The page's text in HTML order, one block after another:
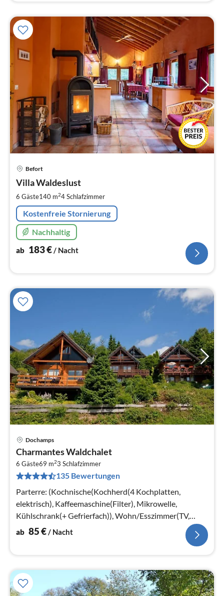
Befort
Villa Waldeslust
6 Gäste140 m24Schlafzimmer
Kostenfreie Stornierung
Nachhaltig
ab 183€/ Nacht
Dochamps
Charmantes Waldchalet
6 Gäste69 m23 Schlafzimmer
135 Bewertungen
Parterre: (Kochnische(Kochherd(4 Kochplatten,
elektrisch), Kaffeemaschine(Filter), Mikrowelle,
Kühlschrank(+ Gefrierfach)), Wohn/Esszimmer(TV,
Esstisch, Heizung)
ab 85€/ Nacht